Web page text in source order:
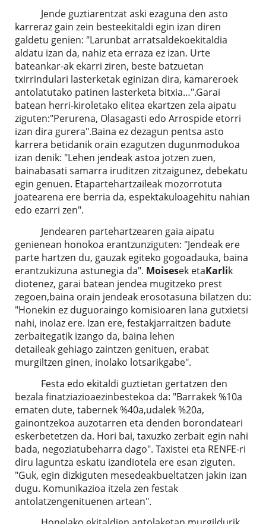
Jende guztiarentzat aski ezaguna den asto
karreraz gain zein besteekitaldi egin izan diren
galdetu genien: "Larunbat arratsaldekoekitaldia
aldatu izan da, nahiz eta erraza ez izan. Urte
bateankar-ak ekarri ziren, beste batzuetan
txirrindulari lasterketak eginizan dira, kamareroek
antolatutako patinen lasterketa bitxia…".Garai
batean herri-kiroletako elitea ekartzen zela aipatu
ziguten:"Perurena, Olasagasti edo Arrospide etorri
izan dira gurera".Baina ez dezagun pentsa asto
karrera betidanik orain ezagutzen dugunmodukoa
izan denik: "Lehen jendeak astoa jotzen zuen,
bainabasati samarra iruditzen zitzaigunez, debekatu
egin genuen. Etapartehartzaileak mozorrotuta
joatearena ere berria da, espektakuloagehitu nahian
edo ezarri zen".
Jendearen partehartzearen gaia aipatu
genienean honokoa erantzunziguten: "Jendeak ere
parte hartzen du, gauzak egiteko gogoadauka, baina
erantzukizuna astunegia da". Moisesek etaKarlik
diotenez, garai batean jendea mugitzeko prest
zegoen,baina orain jendeak erosotasuna bilatzen du:
"Honekin ez duguoraingo komisioaren lana gutxietsi
nahi, inolaz ere. Izan ere, festakjarraitzen badute
zerbaitegatik izango da, baina lehen
detaileak gehiago zaintzen genituen, erabat
murgiltzen ginen, inolako lotsarikgabe".
Festa edo ekitaldi guztietan gertatzen den
bezala finatziazioaezinbestekoa da: "Barrakek %10a
ematen dute, tabernek %40a,udalek %20a,
gainontzekoa auzotarren eta denden borondateari
eskerbetetzen da. Hori bai, taxuzko zerbait egin nahi
bada, negoziatubeharra dago". Taxistei eta RENFE-ri
diru laguntza eskatu izandiotela ere esan ziguten.
"Guk, egin dizkiguten mesedeakbueltatzen jakin izan
dugu. Komunikazioa itzela zen festak
antolatzengenituenen artean".